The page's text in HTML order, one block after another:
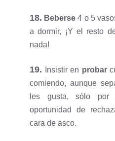
18. Beberse 4 o 5
a dormir, ¡Y el resto
nada!
19. Insistir en probar
comiendo, aunque
les gusta, sólo
oportunidad de
cara de asco.